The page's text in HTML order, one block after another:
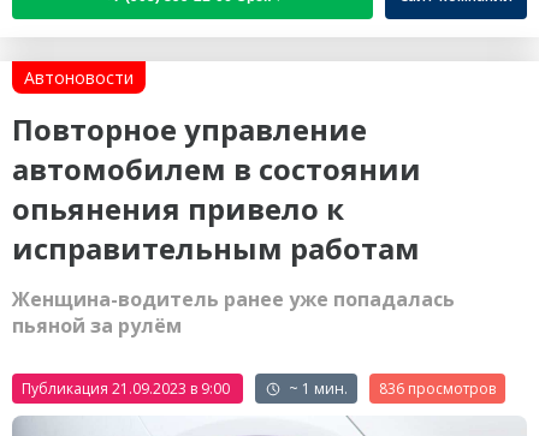
Автоновости
Повторное управление
автомобилем в состоянии
опьянения привело к
исправительным работам
Женщина-водитель ранее уже попадалась
пьяной за рулём
Публикация 21.09.2023 в 9:00 ~ 1 мин. 836